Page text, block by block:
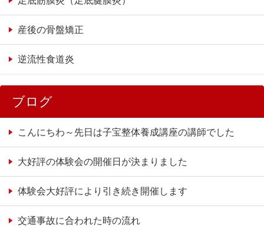
産後の骨盤矯正
逆流性食道炎
ブログ
こんにちわ～先日は子宝整体養成講座の講師でした
大好評の体験会の開催日が決まりました
体験会大好評により引き続き開催します
交通事故に合われた時の流れ